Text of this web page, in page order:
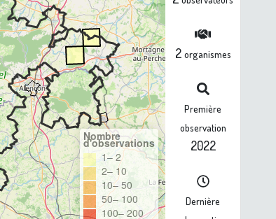
Nombre
d'observations
1– 2
2– 10
10– 50
50– 100
100– 200
2 organismes
Première
observation
2022
Dernière